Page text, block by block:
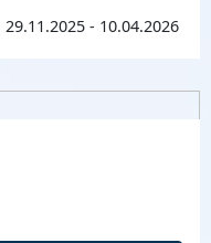
29.11.2025 - 10.04.2026